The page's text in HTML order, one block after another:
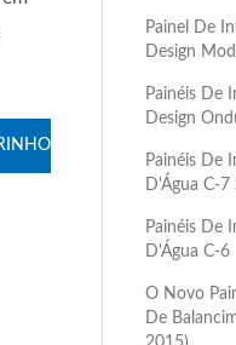
Painel De
Design
Painéis De
Design
Painéis De
D'Água C-7
Painéis De
D'Água C-6
O Novo
De